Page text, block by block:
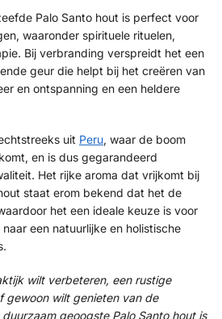
Palo Santo hout is perfect voor
waaronder spirituele rituelen,
Bij verbranding verspreidt het een
geur die helpt bij het creëren van
en ontspanning en een heldere
uit Peru, waar de boom
en is dus gegarandeerd
Het rijke aroma dat vrijkomt bij
staat erom bekend dat het de
het een ideale keuze is voor
een natuurlijke en holistische
wilt verbeteren, een rustige
gewoon wilt genieten van de
geoogste Palo Santo hout is